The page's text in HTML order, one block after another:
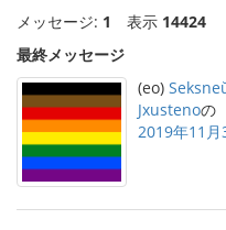
メッセージ: 1 表示 14424
最終メッセージ
(eo)
Jxustenoの
2019年11月